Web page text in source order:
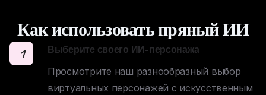
Как использовать пряный ИИ
1 Выберите своего ИИ-персонажа
Просмотрите наш разнообразный выбор
виртуальных персонажей с искусственным